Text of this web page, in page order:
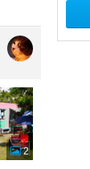
2